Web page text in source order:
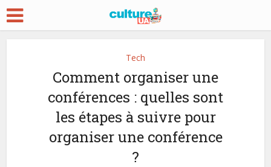
Tech
Comment organiser une
conférences : quelles sont
les étapes à suivre pour
organiser une conférence
?